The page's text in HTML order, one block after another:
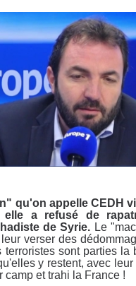
qu'on appelle CEDH
elle a refusé de
de Syrie. Le
leur verserdes
terroristessont parties la
elles y restent, avec
camp et trahi la France !